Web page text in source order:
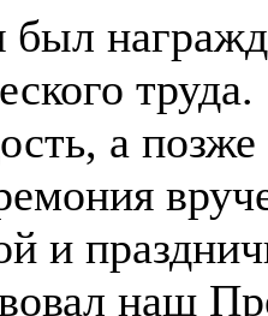
был
а позже
и
наш